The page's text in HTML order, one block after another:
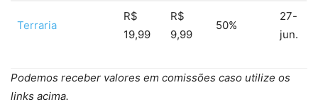
Terraria
R$
19,99
R$
9,99
50%
27-
jun.
Podemos receber valores em comissões caso utilize os
links acima.